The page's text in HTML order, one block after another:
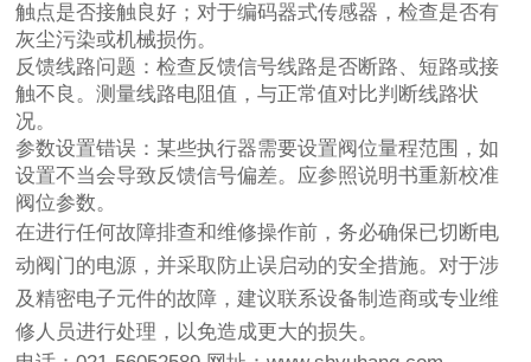
触点是否接触良好；对于编码器式传感器，检查是否有
灰尘污染或机械损伤。
反馈线路问题：检查反馈信号线路是否断路、短路或接
触不良。测量线路电阻值，与正常值对比判断线路状
况。
参数设置错误：某些执行器需要设置阀位量程范围，如
设置不当会导致反馈信号偏差。应参照说明书重新校准
阀位参数。
在进行任何故障排查和维修操作前，务必确保已切断电
动阀门的电源，并采取防止误启动的安全措施。对于涉
及精密电子元件的故障，建议联系设备制造商或专业维
修人员进行处理，以免造成更大的损失。